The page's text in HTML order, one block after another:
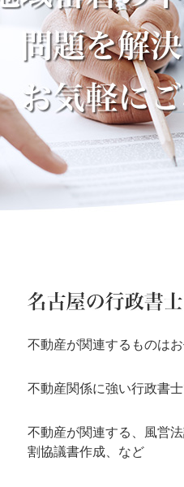
不動産が関連するものはお
不動産関係に強い行政書
不動産が関連する、風営
割協議書作成、など